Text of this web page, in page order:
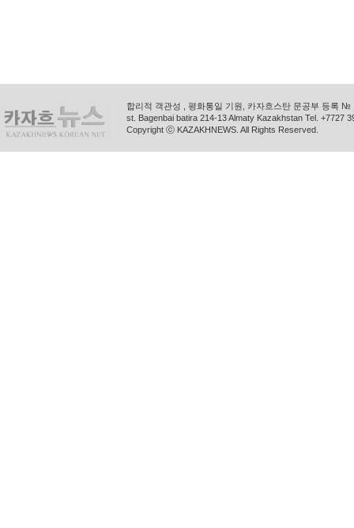
합리적 객관성 , 평화통일 기원, 카자흐스탄 문공부 등록
st. Bagenbai batira 214-13 Almaty Kazakhstan Tel. +7727
Copyright ⓒ KAZAKHNEWS. All Rights Reserved.